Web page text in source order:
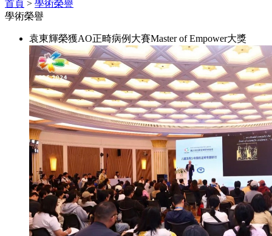
首頁 > 學術榮譽
學術榮譽
袁東輝榮獲AO正畸病例大賽Master of Empower大獎